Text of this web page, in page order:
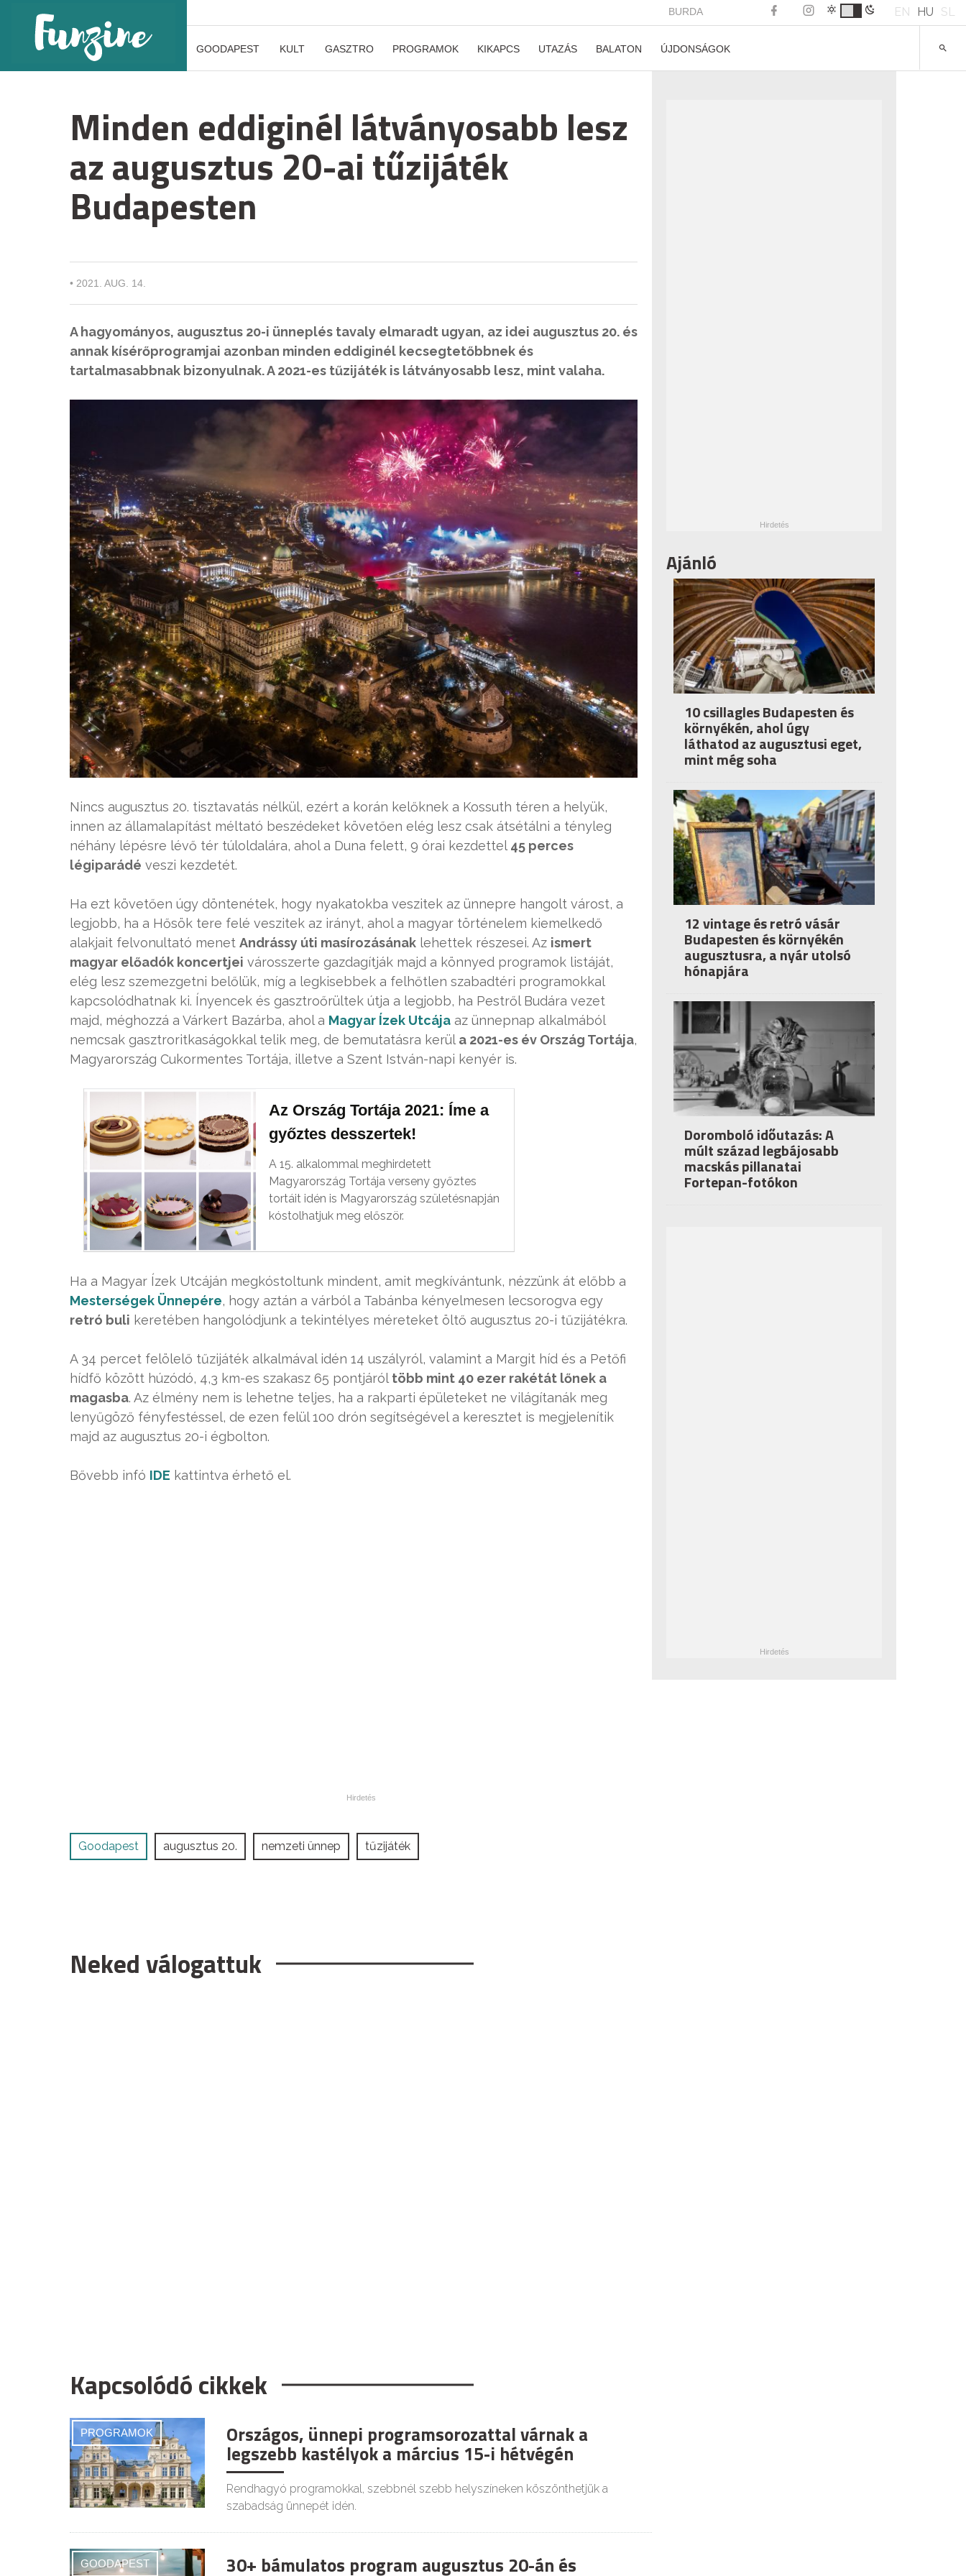
BURDA EN HU SL
GOODAPEST KULT GASZTRO PROGRAMOK KIKAPCS UTAZÁS BALATON ÚJDONSÁGOK
Minden eddiginél látványosabb lesz
az augusztus 20-ai tűzijáték
Budapesten
• 2021. AUG. 14.
A hagyományos, augusztus 20-i ünneplés tavaly elmaradt ugyan, az idei augusztus 20. és
annak kísérőprogramjai azonban minden eddiginél kecsegtetőbbnek és
tartalmasabbnak bizonyulnak. A 2021-es tűzijáték is látványosabb lesz, mint valaha.
Nincs augusztus 20. tisztavatás nélkül, ezért a korán kelőknek a Kossuth téren a helyük,
innen az államalapítást méltató beszédeket követően elég lesz csak átsétálni a tényleg
néhány lépésre lévő tér túloldalára, ahol a Duna felett, 9 órai kezdettel 45 perces
légiparádé veszi kezdetét.
Ha ezt követően úgy döntenétek, hogy nyakatokba veszitek az ünnepre hangolt várost, a
legjobb, ha a Hősök tere felé veszitek az irányt, ahol a magyar történelem kiemelkedő
alakjait felvonultató menet Andrássy úti masírozásának lehettek részesei. Az ismert
magyar előadók koncertjei városszerte gazdagítják majd a könnyed programok listáját,
elég lesz szemezgetni belőlük, míg a legkisebbek a felhőtlen szabadtéri programokkal
kapcsolódhatnak ki. Ínyencek és gasztroőrültek útja a legjobb, ha Pestről Budára vezet
majd, méghozzá a Várkert Bazárba, ahol a Magyar Ízek Utcája az ünnepnap alkalmából
nemcsak gasztroritkaságokkal telik meg, de bemutatásra kerül a 2021-es év Ország Tortája,
Magyarország Cukormentes Tortája, illetve a Szent István-napi kenyér is.
Az Ország Tortája 2021: Íme a
győztes desszertek!
A 15. alkalommal meghirdetett
Magyarország Tortája verseny győztes
tortáit idén is Magyarország születésnapján
kóstolhatjuk meg először.
Ha a Magyar Ízek Utcáján megkóstoltunk mindent, amit megkívántunk, nézzünk át előbb a
Mesterségek Ünnepére, hogy aztán a várból a Tabánba kényelmesen lecsorogva egy
retró buli keretében hangolódjunk a tekintélyes méreteket öltő augusztus 20-i tűzijátékra.
A 34 percet felölelő tűzijáték alkalmával idén 14 uszályról, valamint a Margit híd és a Petőfi
hídfő között húzódó, 4,3 km-es szakasz 65 pontjáról több mint 40 ezer rakétát lőnek a
magasba. Az élmény nem is lehetne teljes, ha a rakparti épületeket ne világítanák meg
lenyűgöző fényfestéssel, de ezen felül 100 drón segítségével a keresztet is megjelenítik
majd az augusztus 20-i égbolton.
Bővebb infó IDE kattintva érhető el.
Goodapest augusztus 20. nemzeti ünnep tűzijáték
Neked válogattuk
Kapcsolódó cikkek
PROGRAMOK Országos, ünnepi programsorozattal várnak a
legszebb kastélyok a március 15-i hétvégén
Rendhagyó programokkal, szebbnél szebb helyszíneken köszönthetjük a
szabadság ünnepét idén.
GOODAPEST 30+ bámulatos program augusztus 20-án és
Ajánló
10 csillagles Budapesten és
környékén, ahol úgy
láthatod az augusztusi eget,
mint még soha
12 vintage és retró vásár
Budapesten és környékén
augusztusra, a nyár utolsó
hónapjára
Doromboló időutazás: A
múlt század legbájosabb
macskás pillanatai
Fortepan-fotókon